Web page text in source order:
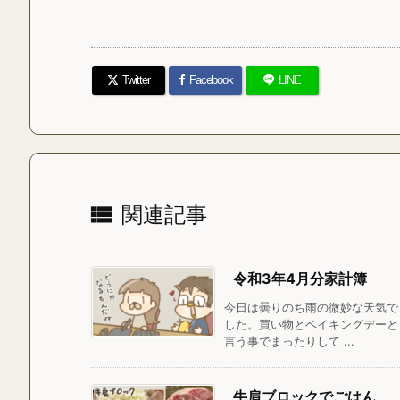
Twitter Facebook LINE
 関連記事
令和3年4月分家計簿
今日は曇りのち雨の微妙な天気で
した。買い物とベイキングデーと
言う事でまったりして ...
牛肩ブロックでごはん